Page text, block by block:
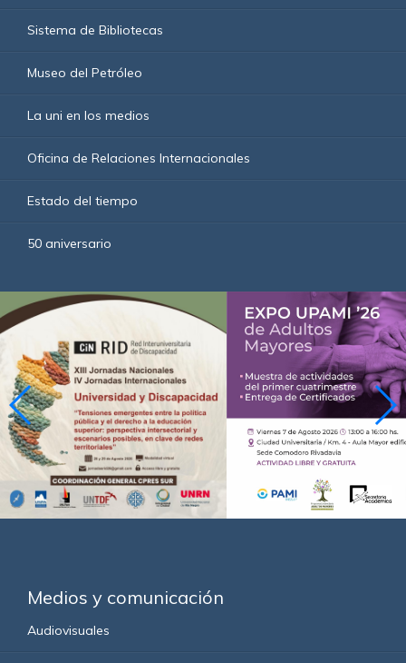
Sistema de Bibliotecas
Museo del Petróleo
La uni en los medios
Oficina de Relaciones Internacionales
Estado del tiempo
50 aniversario
Medios y comunicación
Audiovisuales